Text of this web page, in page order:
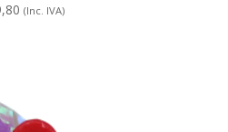
(Inc. IVA)